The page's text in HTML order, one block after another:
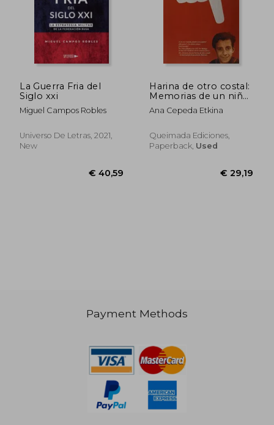
€ 20,85
La Guerra Fria del
Siglo xxi
Miguel Campos Robles
Universo De Letras, 2021,
New
Harina de otro costal:
Memorias de un niño
de la guerra atrapado
en el paraiso
Memoria )
Ana Cepeda Etkina
Queimada Ediciones,
Paperback, Used
Payment Methods